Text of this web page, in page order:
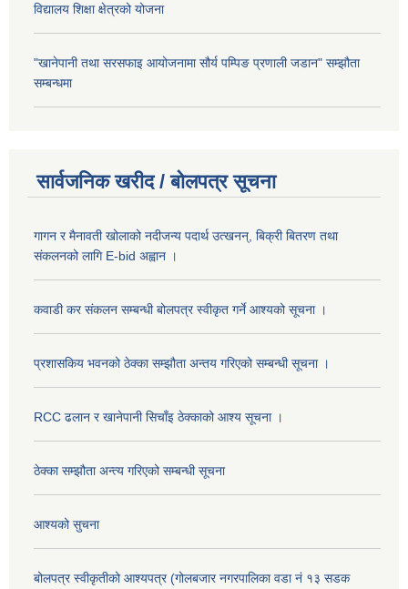
विद्यालय शिक्षा क्षेत्रको योजना
"खानेपानी तथा सरसफाइ आयोजनामा सौर्य पम्पिङ प्रणाली जडान" सम्झौता
सम्बन्धमा
सार्वजनिक खरीद / बोलपत्र सूचना
गागन र मैनावती खोलाको नदीजन्य पदार्थ उत्खनन्, बिक्री बितरण तथा
संकलनको लागि E-bid अह्वान ।
कवाडी कर संकलन सम्बन्धी बोलपत्र स्वीकृत गर्ने आश्यको सूचना ।
प्रशासकिय भवनको ठेक्का सम्झौता अन्तय गरिएको सम्बन्धी सूचना ।
RCC ढलान र खानेपानी सिचाँइ ठेक्काको आश्य सूचना ।
ठेक्का सम्झौता अन्त्य गरिएको सम्बन्धी सूचना
आश्यको सुचना
बोलपत्र स्वीकृतीको आश्यपत्र (गोलबजार नगरपालिका वडा नं १३ सडक